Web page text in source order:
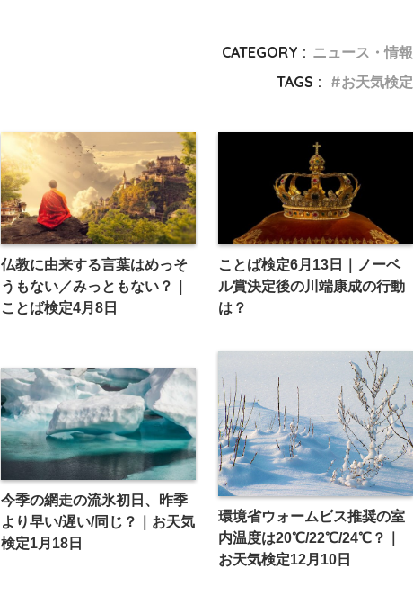
CATEGORY : ニュース・情報
TAGS :
お天気検定
仏教に由来する言葉はめっそ
うもない／みっともない？｜
ことば検定4月8日
ことば検定6月13日｜ノーベ
ル賞決定後の川端康成の行動
は？
今季の網走の流氷初日、昨季
より早い/遅い/同じ？｜お天気
検定1月18日
環境省ウォームビス推奨の室
内温度は20℃/22℃/24℃？｜
お天気検定12月10日